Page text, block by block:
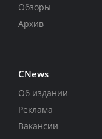
Обзоры
Архив
CNews
Об издании
Реклама
Вакансии